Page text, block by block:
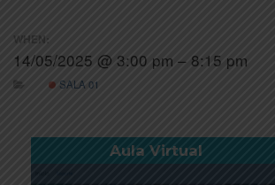
WHEN:
14/05/2025 @ 3:00 pm – 8:15 pm
SALA 01
Aula Virtual